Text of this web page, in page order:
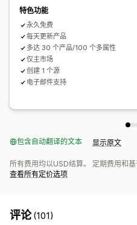
数据源优化
特色功能
永久免费
每天更新产品
多达 30 个产品/100 个多属性
仅主市场
创建 1 个源
电子邮件支持
包含自动翻译的文本 显示原文
所有费用均以USD结算。 定期费用和
查看所有定价选项
评论(101)